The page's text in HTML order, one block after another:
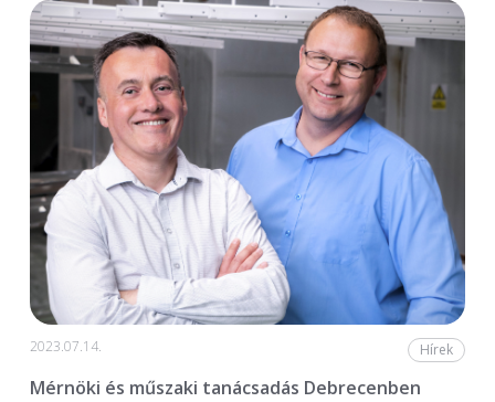
2023.07.14. Hírek
Mérnöki és műszaki tanácsadás Debrecenben